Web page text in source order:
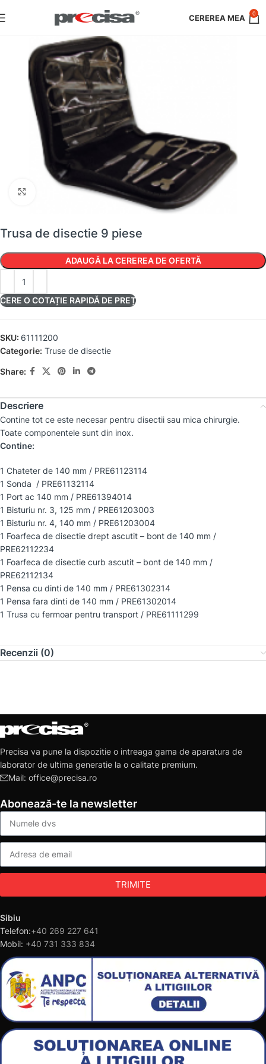
0
Faceți clic pentru a mări
Trusa de disectie 9 piese
ADAUGĂ LA CEREREA DE OFERTĂ
CERE O COTAȚIE RAPIDĂ DE PREȚ
SKU: 61111200
Categorie: Truse de disectie
Share:
Descriere
Contine tot ce este necesar pentru disectii sau mica chirurgie.
Toate componentele sunt din inox.
Contine:
1 Chateter de 140 mm / PRE61123114
1 Sonda / PRE61132114
1 Port ac 140 mm / PRE61394014
1 Bisturiu nr. 3, 125 mm / PRE61203003
1 Bisturiu nr. 4, 140 mm / PRE61203004
1 Foarfeca de disectie drept ascutit – bont de 140 mm /
PRE62112234
1 Foarfeca de disectie curb ascutit – bont de 140 mm /
PRE62112134
1 Pensa cu dinti de 140 mm / PRE61302314
1 Pensa fara dinti de 140 mm / PRE61302014
1 Trusa cu fermoar pentru transport / PRE61111299
Recenzii (0)
Precisa va pune la dispozitie o intreaga gama de aparatura de
laborator de ultima generatie la o calitate premium.
Mail: office@precisa.ro
Abonează-te la newsletter
TRIMITE
Sibiu
Telefon:+40 269 227 641
Mobil: +40 731 333 834